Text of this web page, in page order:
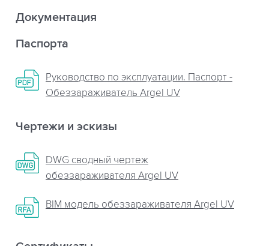
Документация
Паспорта
Руководство по эксплуатации. Паспорт -
Обеззараживатель Argel UV
Чертежи и эскизы
DWG сводный чертеж
обеззараживателя Argel UV
BIM модель обеззараживателя Argel UV